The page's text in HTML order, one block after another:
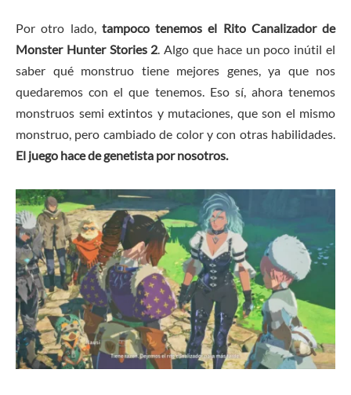
Por otro lado, tampoco tenemos el Rito Canalizador de
Monster Hunter Stories 2. Algo que hace un poco inútil el
saber qué monstruo tiene mejores genes, ya que nos
quedaremos con el que tenemos. Eso sí, ahora tenemos
monstruos semi extintos y mutaciones, que son el mismo
monstruo, pero cambiado de color y con otras habilidades.
El juego hace de genetista por nosotros.